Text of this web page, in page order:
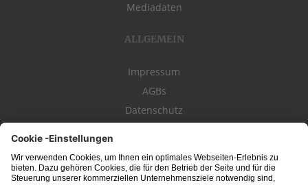
Mediadaten
ALLGEMEIN
Impressum
AGBs
Datenschutz